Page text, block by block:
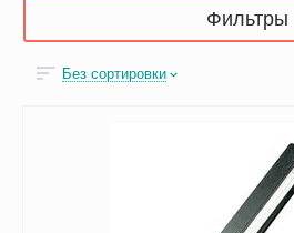
Фильтры
Без сортировки